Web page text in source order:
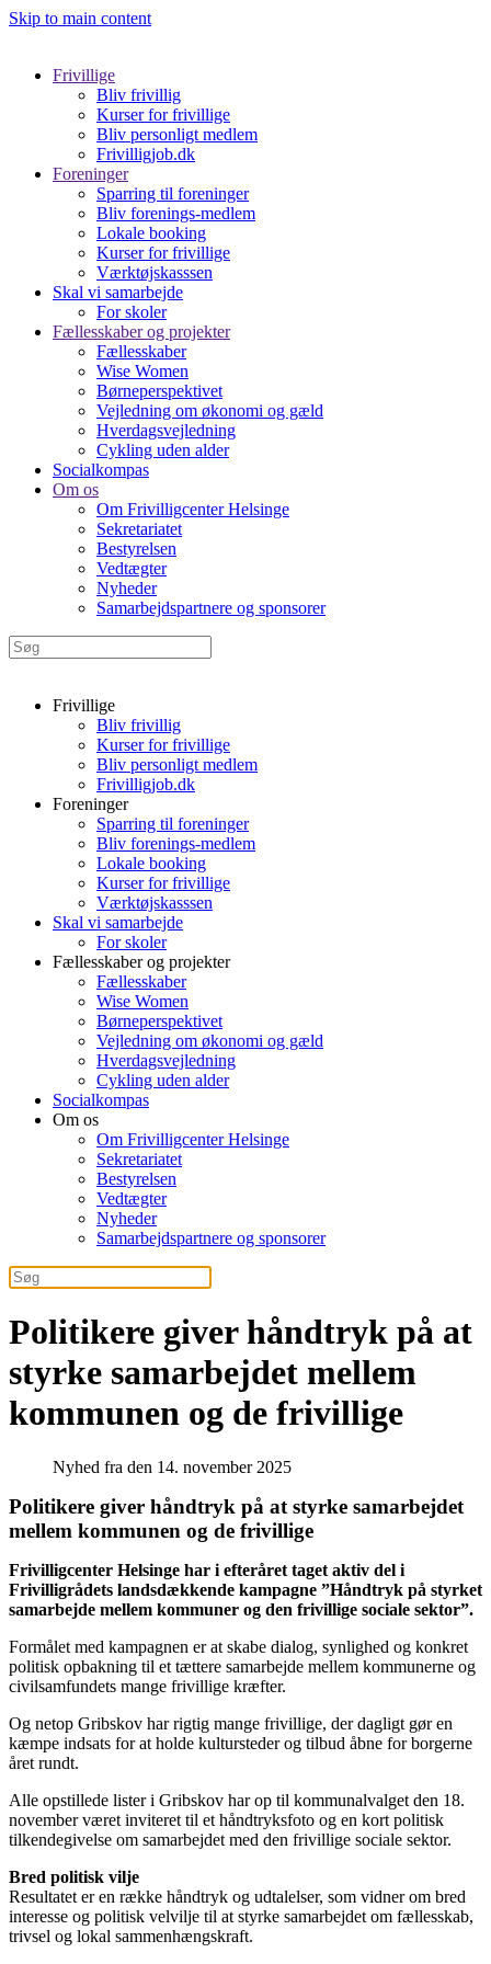
Skip to main content
Frivillige
Bliv frivillig
Kurser for frivillige
Bliv personligt medlem
Frivilligjob.dk
Foreninger
Sparring til foreninger
Bliv forenings-medlem
Lokale booking
Kurser for frivillige
Værktøjskasssen
Skal vi samarbejde
For skoler
Fællesskaber og projekter
Fællesskaber
Wise Women
Børneperspektivet
Vejledning om økonomi og gæld
Hverdagsvejledning
Cykling uden alder
Socialkompas
Om os
Om Frivilligcenter Helsinge
Sekretariatet
Bestyrelsen
Vedtægter
Nyheder
Samarbejdspartnere og sponsorer
Frivillige
Bliv frivillig
Kurser for frivillige
Bliv personligt medlem
Frivilligjob.dk
Foreninger
Sparring til foreninger
Bliv forenings-medlem
Lokale booking
Kurser for frivillige
Værktøjskasssen
Skal vi samarbejde
For skoler
Fællesskaber og projekter
Fællesskaber
Wise Women
Børneperspektivet
Vejledning om økonomi og gæld
Hverdagsvejledning
Cykling uden alder
Socialkompas
Om os
Om Frivilligcenter Helsinge
Sekretariatet
Bestyrelsen
Vedtægter
Nyheder
Samarbejdspartnere og sponsorer
Politikere giver håndtryk på at
styrke samarbejdet mellem
kommunen og de frivillige
Nyhed fra den 14. november 2025
Politikere giver håndtryk på at styrke samarbejdet
mellem kommunen og de frivillige
Frivilligcenter Helsinge har i efteråret taget aktiv del i
Frivilligrådets landsdækkende kampagne ”Håndtryk på styrket
samarbejde mellem kommuner og den frivillige sociale sektor”.
Formålet med kampagnen er at skabe dialog, synlighed og konkret
politisk opbakning til et tættere samarbejde mellem kommunerne og
civilsamfundets mange frivillige kræfter.
Og netop Gribskov har rigtig mange frivillige, der dagligt gør en
kæmpe indsats for at holde kultursteder og tilbud åbne for borgerne
året rundt.
Alle opstillede lister i Gribskov har op til kommunalvalget den 18.
november været inviteret til et håndtryksfoto og en kort politisk
tilkendegivelse om samarbejdet med den frivillige sociale sektor.
Bred politisk vilje
Resultatet er en række håndtryk og udtalelser, som vidner om bred
interesse og politisk velvilje til at styrke samarbejdet om fællesskab,
trivsel og lokal sammenhængskraft.